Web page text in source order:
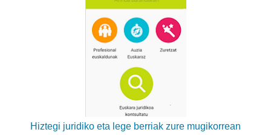
Hiztegi juridiko eta lege berriak zure mugikorrean